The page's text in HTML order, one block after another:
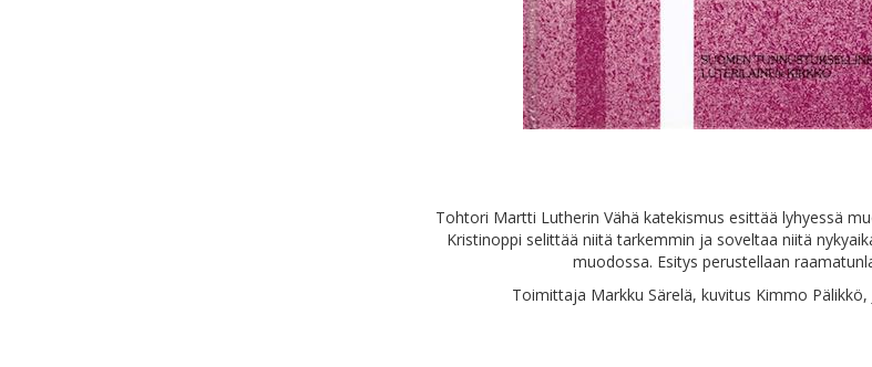
Tohtori Martti Lutherin Vähä katekismus esittää lyhyessä
Kristinoppi selittää niitä tarkemmin ja soveltaa niitä
muodossa. Esitys perustellaan
Toimittaja Markku Särelä, kuvitus Kimmo Pälikkö,